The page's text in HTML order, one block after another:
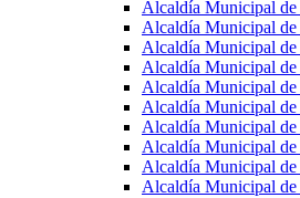
Alcaldía Municipal de
Alcaldía Municipal
Alcaldía Municipal de
Alcaldía Municipal de
Alcaldía Municipal
Alcaldía Municipal
Alcaldía Municipal de
Alcaldía Municipal de
Alcaldía Municipal de
Alcaldía Municipal de